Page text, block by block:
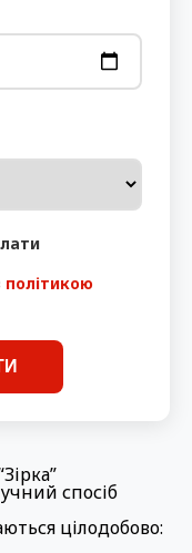
політикою
спосіб
цілодобово: